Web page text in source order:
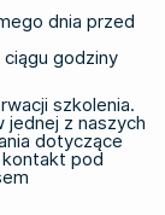
dnia przed
godziny
szkolenia.
z naszych
dotyczące
pod